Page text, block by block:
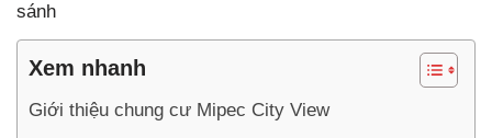
sánh
Xem nhanh
Giới thiệu chung cư Mipec City View